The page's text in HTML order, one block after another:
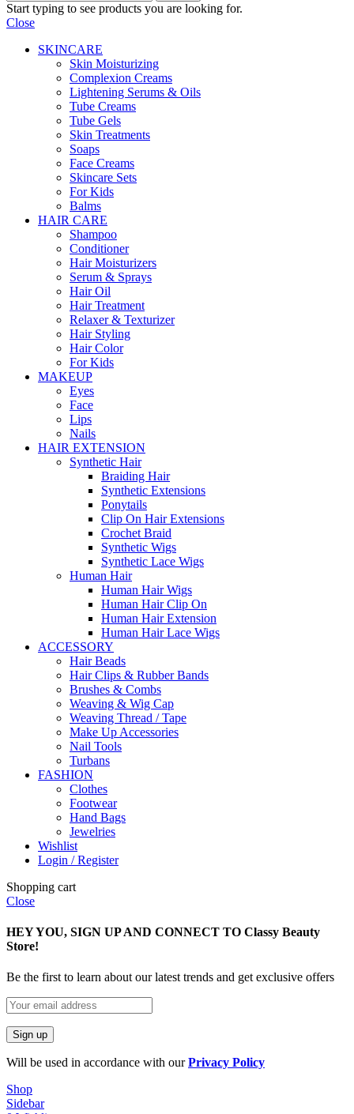
Start typing to see products you are looking for.
Close
SKINCARE
Skin Moisturizing
Complexion Creams
Lightening Serums & Oils
Tube Creams
Tube Gels
Skin Treatments
Soaps
Face Creams
Skincare Sets
For Kids
Balms
HAIR CARE
Shampoo
Conditioner
Hair Moisturizers
Serum & Sprays
Hair Oil
Hair Treatment
Relaxer & Texturizer
Hair Styling
Hair Color
For Kids
MAKEUP
Eyes
Face
Lips
Nails
HAIR EXTENSION
Synthetic Hair
Braiding Hair
Synthetic Extensions
Ponytails
Clip On Hair Extensions
Crochet Braid
Synthetic Wigs
Synthetic Lace Wigs
Human Hair
Human Hair Wigs
Human Hair Clip On
Human Hair Extension
Human Hair Lace Wigs
ACCESSORY
Hair Beads
Hair Clips & Rubber Bands
Brushes & Combs
Weaving & Wig Cap
Weaving Thread / Tape
Make Up Accessories
Nail Tools
Turbans
FASHION
Clothes
Footwear
Hand Bags
Jewelries
Wishlist
Login / Register
Shopping cart
Close
HEY YOU, SIGN UP AND CONNECT TO Classy Beauty
Store!
Be the first to learn about our latest trends and get exclusive offers
Will be used in accordance with ourPrivacy Policy
Shop
Sidebar